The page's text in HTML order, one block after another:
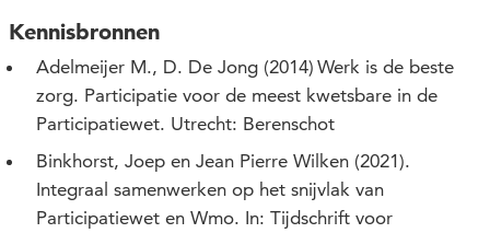
Kennisbronnen
Adelmeijer M., D. De Jong (2014) Werk is de beste
zorg. Participatie voor de meest kwetsbare in de
Participatiewet. Utrecht: Berenschot
Binkhorst, Joep en Jean Pierre Wilken (2021).
Integraal samenwerken op het snijvlak van
Participatiewet en Wmo. In: Tijdschrift voor